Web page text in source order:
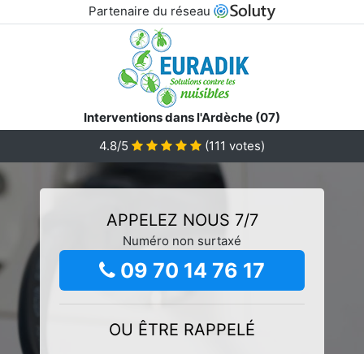
Partenaire du réseau
Interventions dans l'Ardèche (07)
4.8/5
(111 votes)
APPELEZ NOUS 7/7
Numéro non surtaxé
09 70 14 76 17
OU ÊTRE RAPPELÉ